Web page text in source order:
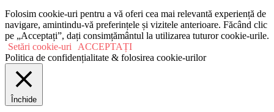
Folosim cookie-uri pentru a vă oferi cea mai relevantă experiență de
navigare, amintindu-vă preferințele și vizitele anterioare. Făcând clic
pe „Acceptați”, dați consimțământul la utilizarea tuturor cookie-urile.
Setări cookie-uri
ACCEPTAȚI
Politica de confidențialitate & folosirea cookie-urilor
Închide